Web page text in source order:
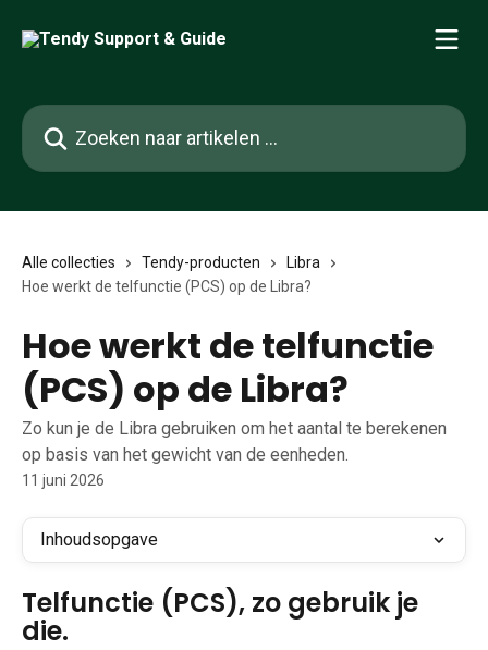
Zoeken naar artikelen ...
Alle collecties Tendy-producten
Libra
Hoe werkt de telfunctie (PCS) op de Libra?
Hoe werkt de telfunctie
(PCS) op de Libra?
Zo kun je de Libra gebruiken om het aantal te berekenen
op basis van het gewicht van de eenheden.
11 juni 2026
Inhoudsopgave
Telfunctie (PCS), zo gebruik je
die.